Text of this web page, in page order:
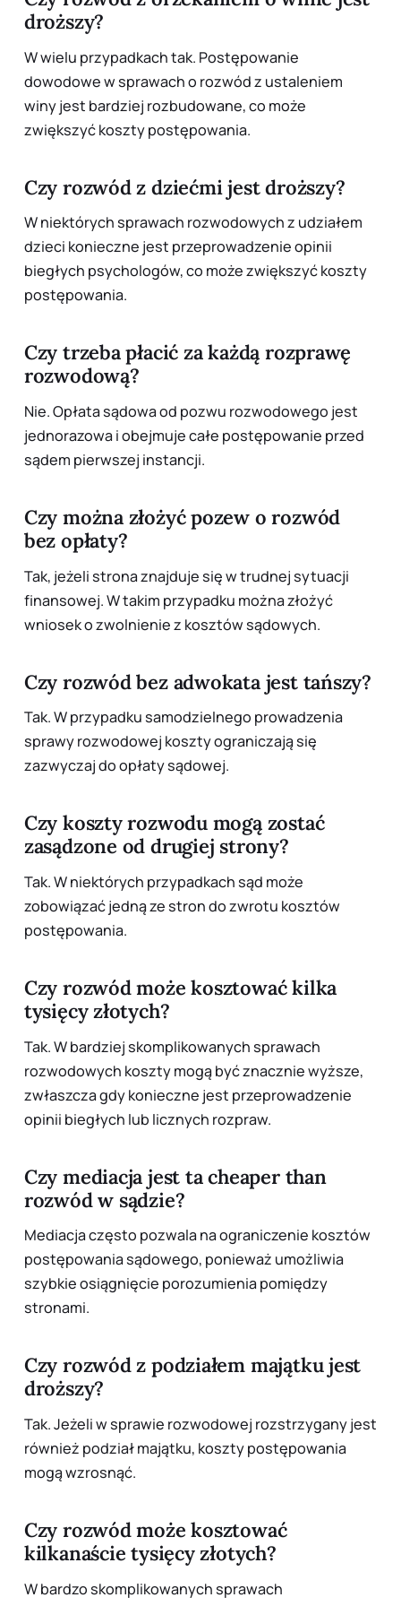
droższy?
W wielu przypadkach tak. Postępowanie
dowodowe w sprawach o rozwód z ustaleniem
winy jest bardziej rozbudowane, co może
zwiększyć koszty postępowania.
Czy rozwód z dziećmi jest droższy?
W niektórych sprawach rozwodowych z udziałem
dzieci konieczne jest przeprowadzenie opinii
biegłych psychologów, co może zwiększyć koszty
postępowania.
Czy trzeba płacić za każdą rozprawę
rozwodową?
Nie. Opłata sądowa od pozwu rozwodowego jest
jednorazowa i obejmuje całe postępowanie przed
sądem pierwszej instancji.
Czy można złożyć pozew o rozwód
bez opłaty?
Tak, jeżeli strona znajduje się w trudnej sytuacji
finansowej. W takim przypadku można złożyć
wniosek o zwolnienie z kosztów sądowych.
Czy rozwód bez adwokata jest tańszy?
Tak. W przypadku samodzielnego prowadzenia
sprawy rozwodowej koszty ograniczają się
zazwyczaj do opłaty sądowej.
Czy koszty rozwodu mogą zostać
zasądzone od drugiej strony?
Tak. W niektórych przypadkach sąd może
zobowiązać jedną ze stron do zwrotu kosztów
postępowania.
Czy rozwód może kosztować kilka
tysięcy złotych?
Tak. W bardziej skomplikowanych sprawach
rozwodowych koszty mogą być znacznie wyższe,
zwłaszcza gdy konieczne jest przeprowadzenie
opinii biegłych lub licznych rozpraw.
Czy mediacja jest ta cheaper than
rozwód w sądzie?
Mediacja często pozwala na ograniczenie kosztów
postępowania sądowego, ponieważ umożliwia
szybkie osiągnięcie porozumienia pomiędzy
stronami.
Czy rozwód z podziałem majątku jest
droższy?
Tak. Jeżeli w sprawie rozwodowej rozstrzygany jest
również podział majątku, koszty postępowania
mogą wzrosnąć.
Czy rozwód może kosztować
kilkanaście tysięcy złotych?
W bardzo skomplikowanych sprawach